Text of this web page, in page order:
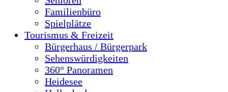
Familienbüro
Spielplätze
Tourismus & Freizeit
Bürgerhaus / Bürgerpark
Sehenswürdigkeiten
360° Panoramen
Heidesee